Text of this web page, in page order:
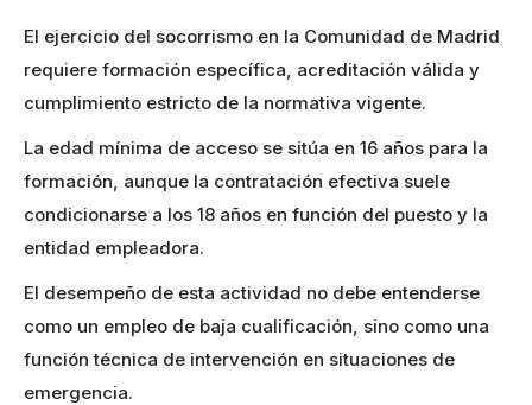
El ejercicio del socorrismo en la Comunidad de Madrid
requiere formación específica, acreditación válida y
cumplimiento estricto de la normativa vigente.
La edad mínima de acceso se sitúa en 16 años para la
formación, aunque la contratación efectiva suele
condicionarse a los 18 años en función del puesto y la
entidad empleadora.
El desempeño de esta actividad no debe entenderse
como un empleo de baja cualificación, sino como una
función técnica de intervención en situaciones de
emergencia.